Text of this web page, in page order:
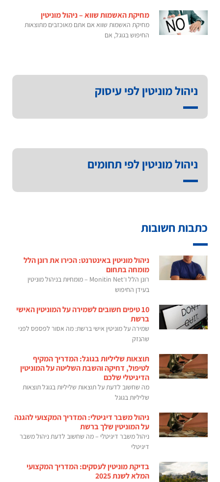
מחיקת האשמות שווא – ניהול מוניטין
מחיקת האשמות שווא אם אתם מאוכזבים מתוצאות
החיפוש בגוגל, אם
ניהול מוניטין לפי עיסוק
ניהול מוניטין לפי תחומים
כתבות חשובות
ניהול מוניטין באינטרנט: הכירו את רונן הלל
מומחה בתחום
רונן הלל ו־Monitin Net – מומחיות בניהול מוניטין
בעידן החיפוש
10 טיפים חשובים לשמירה על המוניטין האישי
ברשת
שמירה על מוניטין אישי ברשת: מה אסור לפספס לפני
שהנזק
תוצאות שליליות בגוגל: המדריך המקיף
לטיפול, דחיקה והשבת השליטה על המוניטין
הדיגיטלי שלכם
מה שחשוב לדעת על תוצאות שליליות בגוגל תוצאות
שליליות בגוגל
ניהול משבר דיגיטלי: המדריך המקצועי להגנה
על המוניטין שלך ברשת
ניהול משבר דיגיטלי – מה שחשוב לדעת ניהול משבר
דיגיטלי
בדיקת מוניטין לעסקים: המדריך המקצועי
המלא לשנת 2025